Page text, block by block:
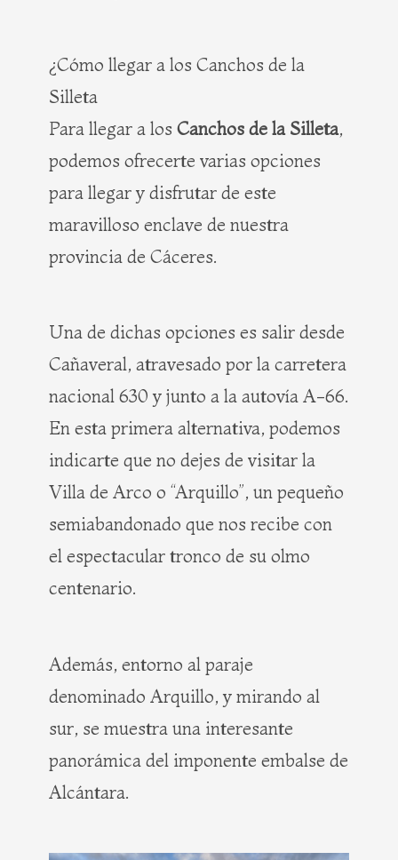
¿Cómo llegar a los Canchos de la
Silleta
Para llegar a los Canchos de la Silleta,
podemos ofrecerte varias opciones
para llegar y disfrutar de este
maravilloso enclave de nuestra
provincia de Cáceres.
Una de dichas opciones es salir desde
Cañaveral, atravesado por la carretera
nacional 630 y junto a la autovía A-66.
En esta primera alternativa, podemos
indicarte que no dejes de visitar la
Villa de Arco o “Arquillo”, un pequeño
semiabandonado que nos recibe con
el espectacular tronco de su olmo
centenario.
Además, entorno al paraje
denominado Arquillo, y mirando al
sur, se muestra una interesante
panorámica del imponente embalse de
Alcántara.